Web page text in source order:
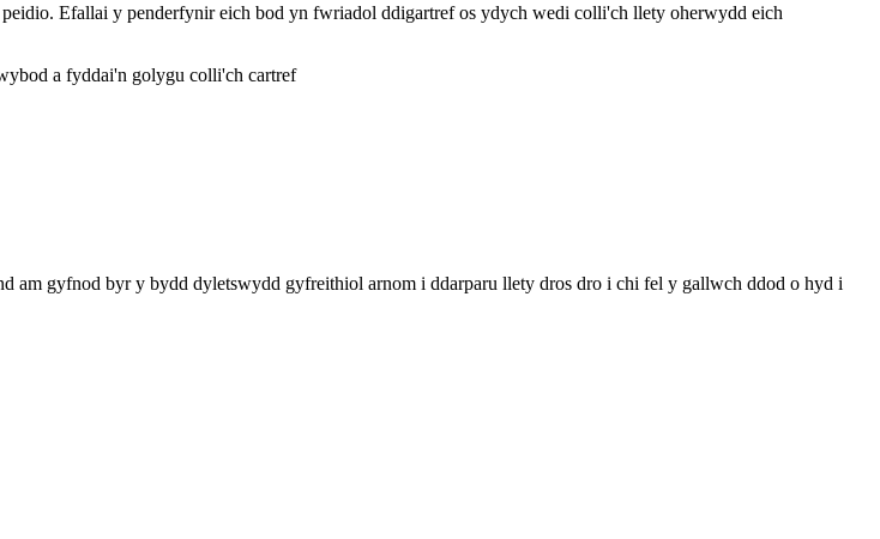
Efallai y penderfynir eich bod yn fwriadol ddigartref os ydych wedi colli'ch llety oherwydd eich
a fyddai'n golygu colli'ch cartref
am gyfnod byr y bydd dyletswydd gyfreithiol arnom i ddarparu llety dros dro i chi fel y gallwch ddod o hyd i